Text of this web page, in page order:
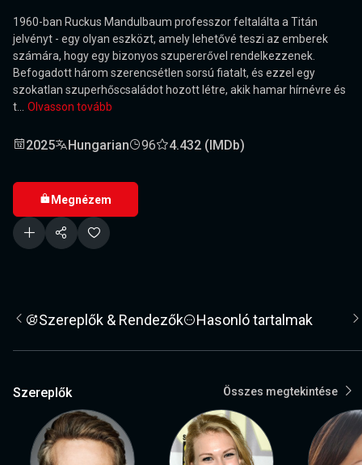
1960-ban Ruckus Mandulbaum professzor feltalálta a Titán
jelvényt - egy olyan eszközt, amely lehetővé teszi az emberek
számára, hogy egy bizonyos szupererővel rendelkezzenek.
Befogadott három szerencsétlen sorsú fiatalt, és ezzel egy
szokatlan szuperhőscsaládot hozott létre, akik hamar hírnévre és
t... Olvasson tovább
2025 Hungarian 96 4.432 (IMDb)
Megnézem
Szereplők & Rendezők Hasonló tartalmak
Szereplők Összes megtekintése